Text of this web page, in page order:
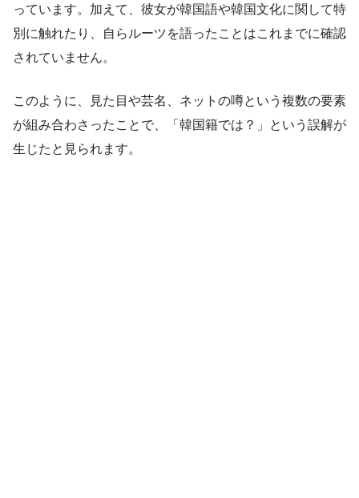
っています。加えて、彼女が韓国語や韓国文化に関して特
別に触れたり、自らルーツを語ったことはこれまでに確認
されていません。
このように、見た目や芸名、ネットの噂という複数の要素
が組み合わさったことで、「韓国籍では？」という誤解が
生じたと見られます。